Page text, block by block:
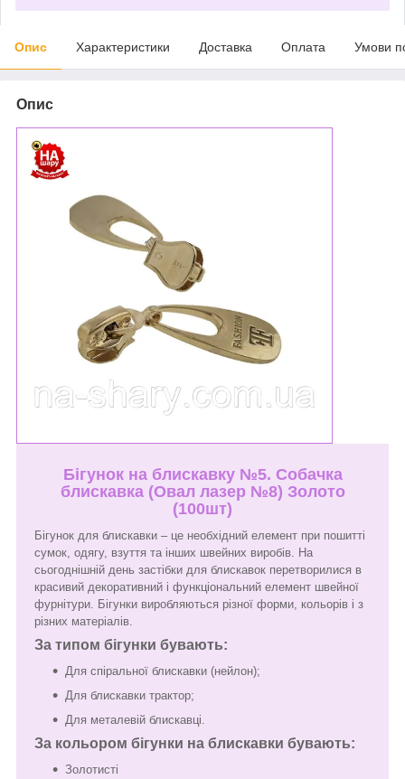
Опис Характеристики Доставка Оплата Умови
Опис
Бігунок на блискавку №5. Собачка
блискавка (Овал лазер №8) Золото
(100шт)
Бігунок для блискавки – це необхідний елемент при пошитті
сумок, одягу, взуття та інших швейних виробів. На
сьогоднішній день застібки для блискавок перетворилися в
красивий декоративний і функціональний елемент швейної
фурнітури. Бігунки виробляються різної форми, кольорів і з
різних матеріалів.
За типом бігунки бувають:
Для спіральної блискавки (нейлон);
Для блискавки трактор;
Для металевій блискавці.
За кольором бігунки на блискавки бувають:
Золотисті